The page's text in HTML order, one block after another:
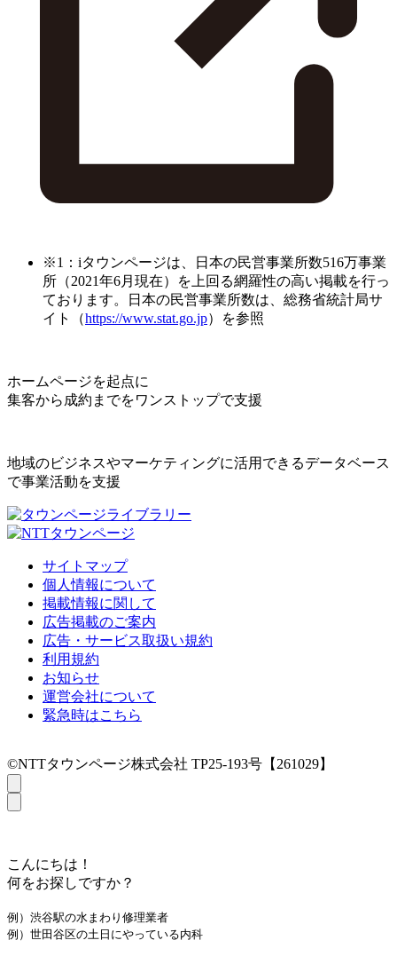
※1：iタウンページは、日本の民営事業所数516万事業
所（2021年6月現在）を上回る網羅性の高い掲載を行っ
ております。日本の民営事業所数は、総務省統計局サ
イト（https://www.stat.go.jp）を参照
ホームページを起点に
集客から成約までをワンストップで支援
地域のビジネスやマーケティングに活用できるデータベース
で事業活動を支援
サイトマップ
個人情報について
掲載情報に関して
広告掲載のご案内
広告・サービス取扱い規約
利用規約
お知らせ
運営会社について
緊急時はこちら
©NTTタウンページ株式会社 TP25-193号【261029】
こんにちは！
何をお探しですか？
例）渋谷駅の水まわり修理業者
例）世田谷区の土日にやっている内科